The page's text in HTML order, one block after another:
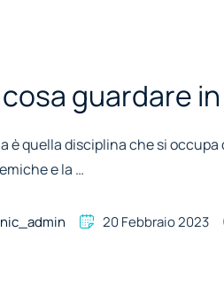
guardare
è quella disciplina che si
e la …
20 Febbraio 2023